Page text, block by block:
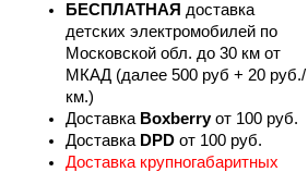
БЕСПЛАТНАЯ доставка
детских электромобилей по
Московской обл. до 30 км от
МКАД (далее 500 руб + 20 руб./
км.)
Доставка Boxberry от 100 руб.
Доставка DPD от 100 руб.
Доставка крупногабаритных